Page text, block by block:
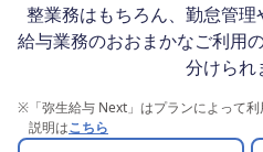
整業務はもちろん、勤怠管理
給与業務のおおまかなご利用
分けられ
※ 「弥生給与 Next」はプランによって
説明はこちら